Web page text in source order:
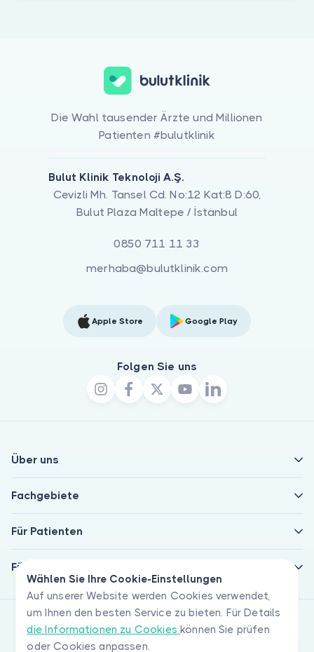
Wählen Sie Ihre Cookie-Einstellungen
Auf unserer Website werden Cookies verwendet,
um Ihnen den besten Service zu bieten. Für Details
die Informationen zu Cookieskönnen Sie prüfen
oder Cookies anpassen.
Die Wahl tausender Ärzte und Millionen
Patienten #bulutklinik
Bulut Klinik Teknoloji A.Ş.
Cevizli Mh. Tansel Cd. No:12 Kat:8 D:60,
Bulut Plaza Maltepe / İstanbul
0850 711 11 33
merhaba@bulutklinik.com
Apple Store Google Play
Folgen Sie uns
Über uns
Fachgebiete
Für Patienten
Für Ärzte